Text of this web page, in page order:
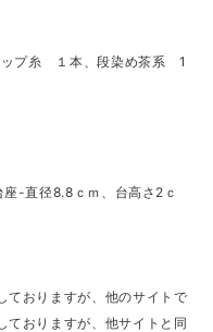
プ糸 １本、段染め茶系 1
-直径8.8ｃｍ、台高さ2ｃ
ておりますが、他のサイトで
ておりますが、他サイトと同